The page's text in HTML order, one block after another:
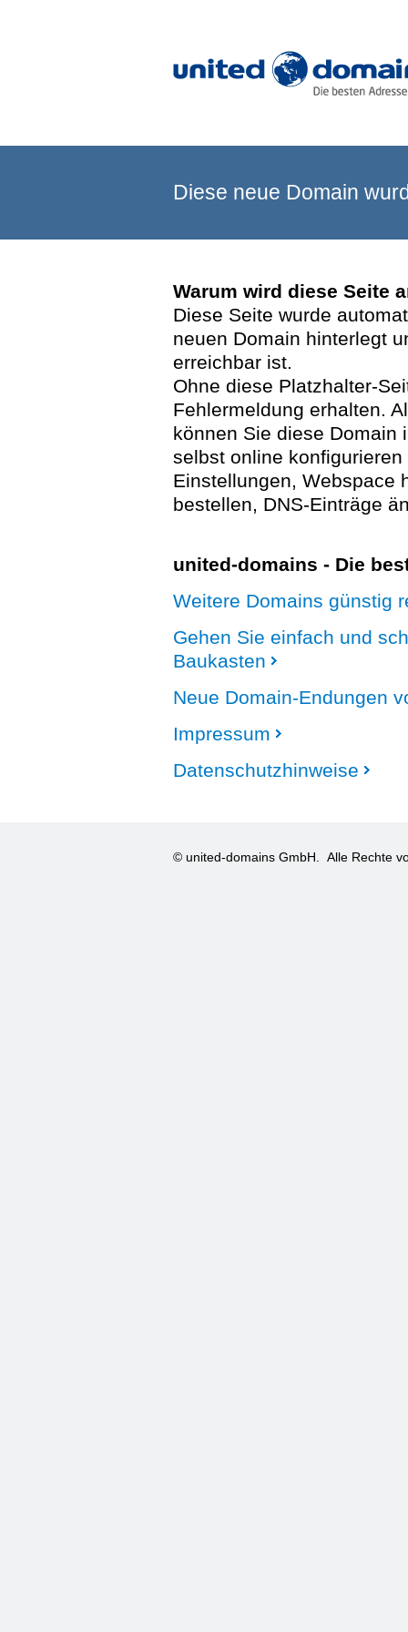
Diese neue Domain
Warum wird diese Seite
Diese Seite wurde
neuen Domain hinterlegt
erreichbar ist.
Ohne diese Platzhalter-
Fehlermeldung erhalten.
können Sie diese Domain
selbst online
Einstellungen, Webspace
bestellen, DNS-Einträge
united-domains - Die
Weitere Domains günstig
Gehen Sie einfach und
Baukasten
Neue Domain-Endungen
Impressum
Datenschutzhinweise
© united-domains GmbH. Alle Rechte